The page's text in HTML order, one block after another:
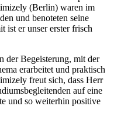
(Berlin) waren im
und benoteten seine
ist er unser erster frisch
der Begeisterung, mit der
erarbeitet und praktisch
freut sich, dass Herr
auf eine
und so weiterhin positive